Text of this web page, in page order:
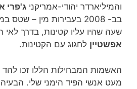
והמיליארדר יהודי-אמריקני ג'פרי
בב- 2008 בעבירות מין – שטס במטוסו של
שעה שהיו עליו קטינות, בדרך לאי
אפשטיין לחגוג עם הקטינות.
האשמות המבחילות הללו זכו להד
מעט אנשי הפיד הימני שלי.